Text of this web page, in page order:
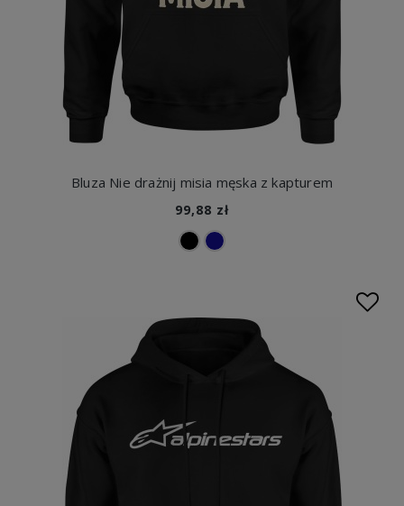
Bluza Nie drażnij misia męska z kapturem
99,88 zł